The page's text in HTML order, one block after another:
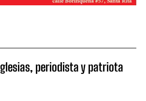
periodista y patriota